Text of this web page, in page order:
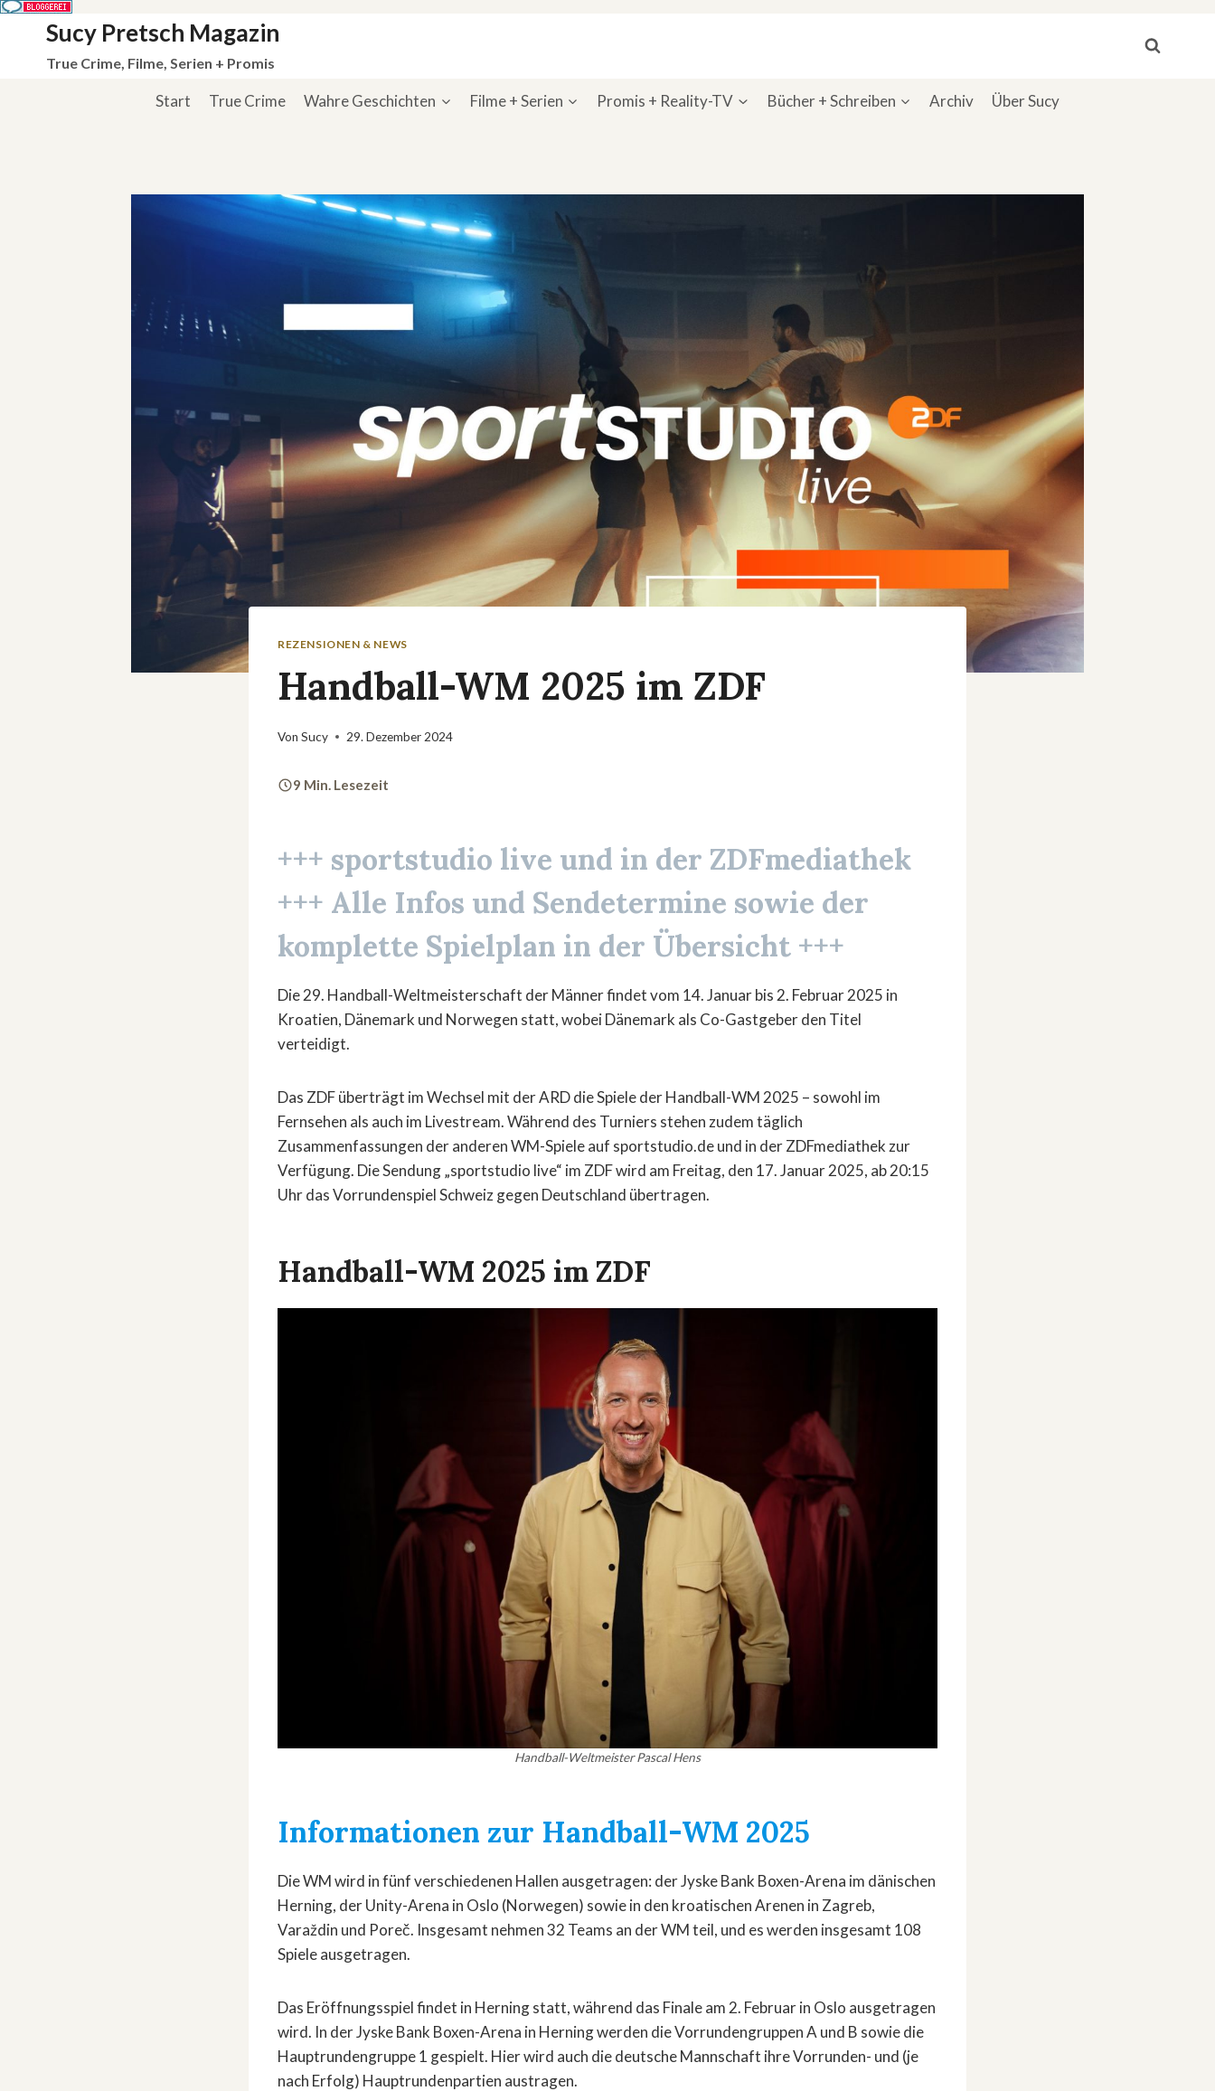
springen
Sucy Pretsch Magazin
True Crime, Filme, Serien + Promis
Start True Crime Wahre Geschichten Filme + Serien Promis + Reality-TV Bücher + Schreiben Archiv Über Sucy
REZENSIONEN & NEWS
Handball-WM 2025 im ZDF
Von Sucy 29. Dezember 2024
9 Min. Lesezeit
+++ sportstudio live und in der ZDFmediathek
+++ Alle Infos und Sendetermine sowie der
komplette Spielplan in der Übersicht +++
Die 29. Handball-Weltmeisterschaft der Männer findet vom 14. Januar bis 2. Februar 2025 in
Kroatien, Dänemark und Norwegen statt, wobei Dänemark als Co-Gastgeber den Titel
verteidigt.
Das ZDF überträgt im Wechsel mit der ARD die Spiele der Handball-WM 2025 – sowohl im
Fernsehen als auch im Livestream. Während des Turniers stehen zudem täglich
Zusammenfassungen der anderen WM-Spiele auf sportstudio.de und in der ZDFmediathek zur
Verfügung. Die Sendung „sportstudio live“ im ZDF wird am Freitag, den 17. Januar 2025, ab 20:15
Uhr das Vorrundenspiel Schweiz gegen Deutschland übertragen.
Handball-WM 2025 im ZDF
Handball-Weltmeister Pascal Hens
Informationen zur Handball-WM 2025
Die WM wird in fünf verschiedenen Hallen ausgetragen: der Jyske Bank Boxen-Arena im dänischen
Herning, der Unity-Arena in Oslo (Norwegen) sowie in den kroatischen Arenen in Zagreb,
Varaždin und Poreč. Insgesamt nehmen 32 Teams an der WM teil, und es werden insgesamt 108
Spiele ausgetragen.
Das Eröffnungsspiel findet in Herning statt, während das Finale am 2. Februar in Oslo ausgetragen
wird. In der Jyske Bank Boxen-Arena in Herning werden die Vorrundengruppen A und B sowie die
Hauptrundengruppe 1 gespielt. Hier wird auch die deutsche Mannschaft ihre Vorrunden- und (je
nach Erfolg) Hauptrundenpartien austragen.